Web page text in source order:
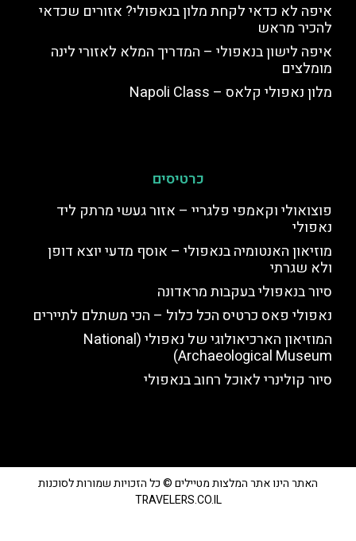
איפה לא כדאי לקחת מלון בנאפולי? אזורים שכדאי
להכיר מראש
איפה לישון בנאפולי – המדריך המלא לאזורי לינה
מומלצים
מלון נאפולי קלאס – Napoli Class
כרטיסים
פוצואולי וקאמפי פלגריי – אזור געשי מרתק ליד
נאפולי
מוזיאון האנטומיה בנאפולי – אוסף מדעי יוצא דופן
ולא שגרתי
סיור בנאפולי בעקבות מראדונה
נאפולי פאס כרטיס הכל כלול – הכי משתלם לתיירים
המוזיאון הארכיאולוגי של נאפולי (National
Archaeological Museum)
סיור קולינרי לאוכל רחוב בנאפולי
האתר הינו אתר המלצות מטיילים © כל הזכויות שמורות לסוכנות
TRAVELERS.CO.IL